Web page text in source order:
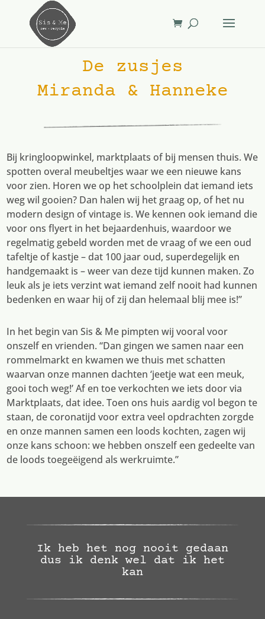
De zusjes
Miranda & Hanneke
Bij kringloopwinkel, marktplaats of bij mensen thuis. We
spotten overal meubeltjes waar we een nieuwe kans
voor zien. Horen we op het schoolplein dat iemand iets
weg wil gooien? Dan halen wij het graag op, of het nu
modern design of vintage is. We kennen ook iemand die
voor ons flyert in het bejaardenhuis, waardoor we
regelmatig gebeld worden met de vraag of we een oud
tafeltje of kastje – dat 100 jaar oud, superdegelijk en
handgemaakt is – weer van deze tijd kunnen maken. Zo
leuk als je iets verzint wat iemand zelf nooit had kunnen
bedenken en waar hij of zij dan helemaal blij mee is!”
In het begin van Sis & Me pimpten wij vooral voor
onszelf en vrienden. “Dan gingen we samen naar een
rommelmarkt en kwamen we thuis met schatten
waarvan onze mannen dachten ‘jeetje wat een meuk,
gooi toch weg!’ Af en toe verkochten we iets door via
Marktplaats, dat idee. Toen ons huis aardig vol begon te
staan, de coronatijd voor extra veel opdrachten zorgde
en onze mannen samen een loods kochten, zagen wij
onze kans schoon: we hebben onszelf een gedeelte van
de loods toegeëigend als werkruimte.”
Ik heb het nog nooit gedaan
dus ik denk wel dat ik het
kan